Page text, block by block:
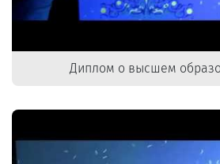
Диплом о высшем